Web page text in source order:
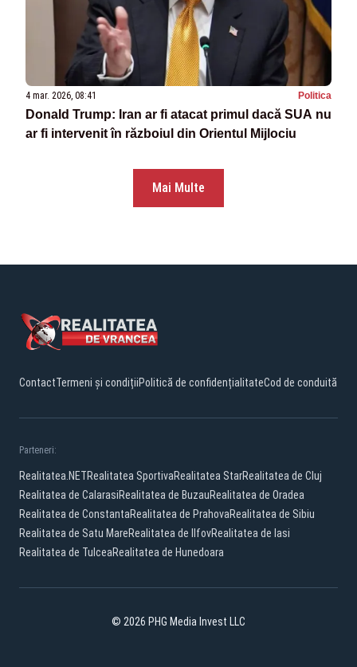
4 mar. 2026, 08:41 Politica
Donald Trump: Iran ar fi atacat primul dacă SUA nu
ar fi intervenit în războiul din Orientul Mijlociu
Mai Multe
ContactTermeni și condițiiPolitică de confidențialitateCod de conduită
Parteneri:
Realitatea.NETRealitatea SportivaRealitatea StarRealitatea de Cluj
Realitatea de CalarasiRealitatea de BuzauRealitatea de Oradea
Realitatea de ConstantaRealitatea de PrahovaRealitatea de Sibiu
Realitatea de Satu MareRealitatea de IlfovRealitatea de Iasi
Realitatea de TulceaRealitatea de Hunedoara
© 2026 PHG Media Invest LLC